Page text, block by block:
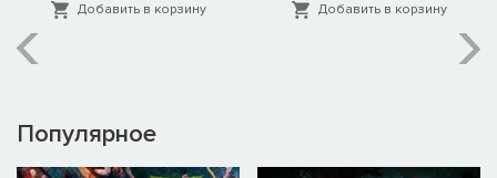
Добавить в корзину Добавить в корзину
Популярное